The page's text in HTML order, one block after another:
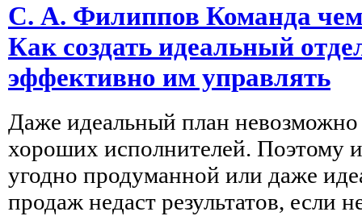
С. А. Филиппов Команда
Как создать идеальный
эффективно им управлять
Даже идеальный план невозможно
хороших исполнителей. Поэтому
угодно продуманной или даже
продаж недаст результатов, если